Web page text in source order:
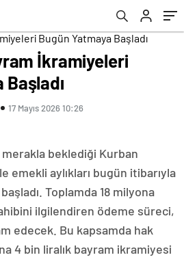
İkramiyeleri
17 Mayıs 2026 10:26
beklediği Kurban
emekli aylıkları bugün itibarıyla
Toplamda 18 milyona
ilgilendiren ödeme süreci,
edecek. Bu kapsamda hak
4 bin liralık bayram ikramiyesi